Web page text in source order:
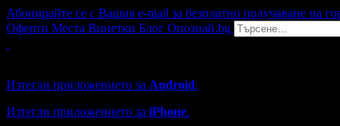
Абонирайте се с Вашия e-mail за безплатно получаване на
Оферти Места Винетки Блог Опознай.bg
Изтегли приложението за Android.
Изтегли приложението за iPhone.